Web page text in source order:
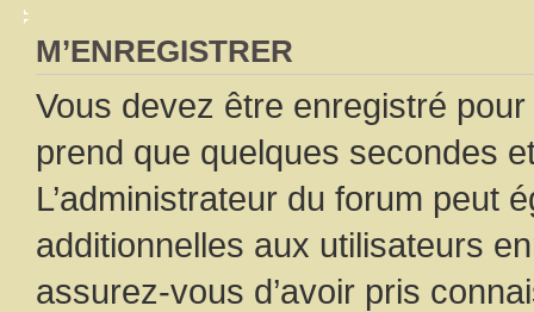
M’ENREGISTRER
Vous devez être enregistré
prend que quelques secondes
L’administrateur du forum peut
additionnelles aux utilisateurs
assurez-vous d’avoir pris